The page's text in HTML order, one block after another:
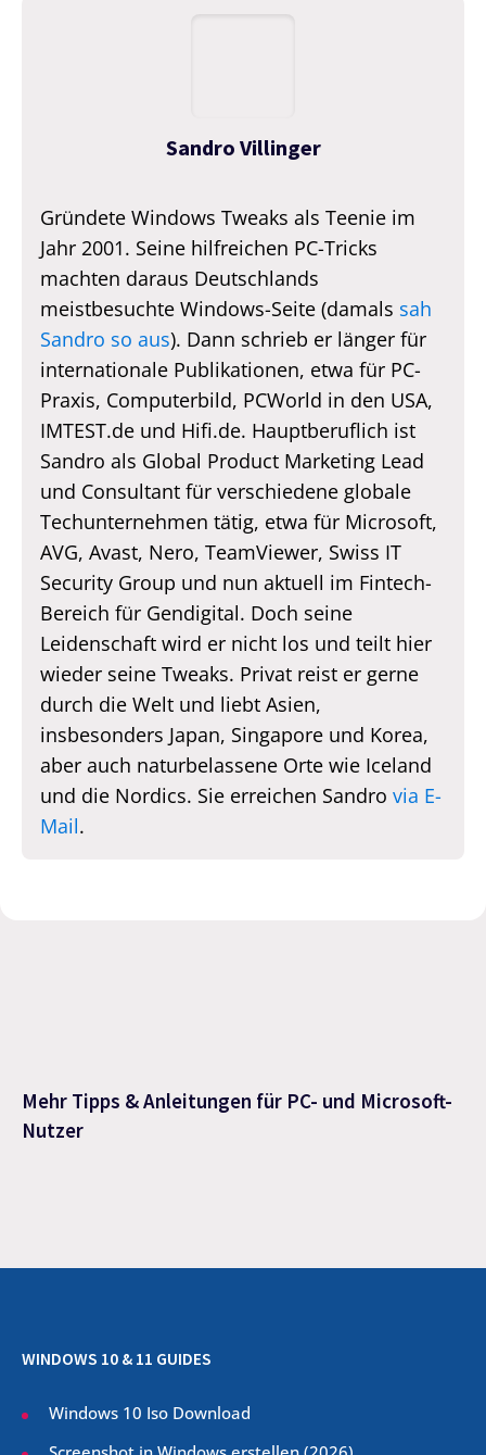
Sandro Villinger
Gründete Windows Tweaks als Teenie im
Jahr 2001. Seine hilfreichen PC-Tricks
machten daraus Deutschlands
meistbesuchte Windows-Seite (damals sah
Sandro so aus). Dann schrieb er länger für
internationale Publikationen, etwa für PC-
Praxis, Computerbild, PCWorld in den USA,
IMTEST.de und Hifi.de. Hauptberuflich ist
Sandro als Global Product Marketing Lead
und Consultant für verschiedene globale
Techunternehmen tätig, etwa für Microsoft,
AVG, Avast, Nero, TeamViewer, Swiss IT
Security Group und nun aktuell im Fintech-
Bereich für Gendigital. Doch seine
Leidenschaft wird er nicht los und teilt hier
wieder seine Tweaks. Privat reist er gerne
durch die Welt und liebt Asien,
insbesonders Japan, Singapore und Korea,
aber auch naturbelassene Orte wie Iceland
und die Nordics. Sie erreichen Sandro via E-
Mail.
Mehr Tipps & Anleitungen für PC- und Microsoft-
Nutzer
WINDOWS 10 & 11 GUIDES
Windows 10 Iso Download